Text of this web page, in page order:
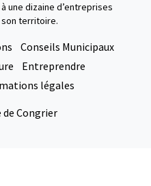
une dizaine d’entreprises
territoire.
Conseils Municipaux
Entreprendre
légales
de Congrier